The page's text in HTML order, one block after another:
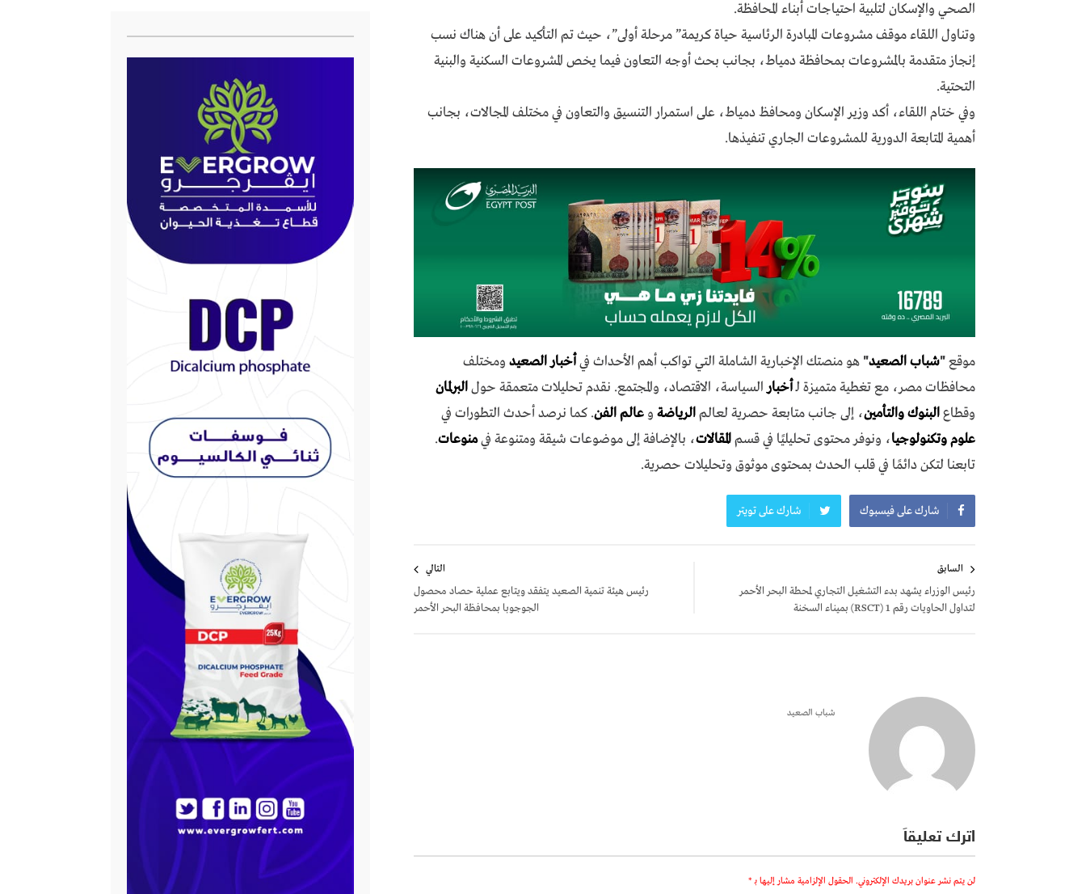
الصحي والإسكان لتلبية احتياجات أبناء المحافظة.
وتناول اللقاء موقف مشروعات المبادرة الرئاسية حياة كريمة” مرحلة أولى”، حيث تم التأكيد على أن هناك نسب
إنجاز متقدمة بالمشروعات بمحافظة دمياط، بجانب بحث أوجه التعاون فيما يخص المشروعات السكنية والبنية
التحتية.
وفي ختام اللقاء، أكد وزير الإسكان ومحافظ دمياط، على استمرار التنسيق والتعاون في مختلف المجالات، بجانب
أهمية المتابعة الدورية للمشروعات الجاري تنفيذها.
موقع"شباب الصعيد" هو منصتك الإخبارية الشاملة التي تواكب أهم الأحداث فيأخبار الصعيد ومختلف
محافظات مصر، مع تغطية متميزة لـأخبارالسياسة، الاقتصاد، والمجتمع. نقدم تحليلات متعمقة حولالبرلمان
وقطاعالبنوك والتأمين، إلى جانب متابعة حصرية لعالمالرياضة و عالم الفن. كما نرصد أحدث التطورات في
علوم وتكنولوجيا، ونوفر محتوى تحليليًا في قسمالمقالات، بالإضافة إلى موضوعات شيقة ومتنوعة فيمنوعات.
تابعنا لتكن دائمًا في قلب الحدث بمحتوى موثوق وتحليلات حصرية.
شارك على فيسبوك شارك على تويتر
المقالات
السابق
رئيس الوزراء يشهد بدء التشغيل التجاري لمحطة البحر الأحمر
لتداول الحاويات رقم 1 (RSCT) بميناء السخنة
التالي
رئيس هيئة تنمية الصعيد يتفقد ويتابع عملية حصاد محصول
الجوجوبا بمحافظة البحر الأحمر
شباب الصعيد
اترك تعليقاً
لن يتم نشر عنوان بريدك الإلكتروني. الحقول الإلزامية مشار إليها بـ *